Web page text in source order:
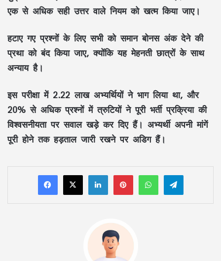
एक से अधिक सही उत्तर वाले नियम को खत्म किया जाए।
हटाए गए प्रश्नों के लिए सभी को समान बोनस अंक देने की
प्रथा को बंद किया जाए, क्योंकि यह मेहनती छात्रों के साथ
अन्याय है।
इस परीक्षा में 2.22 लाख अभ्यर्थियों ने भाग लिया था, और
20% से अधिक प्रश्नों में त्रुटियों ने पूरी भर्ती प्रक्रिया की
विश्वसनीयता पर सवाल खड़े कर दिए हैं। अभ्यर्थी अपनी मांगें
पूरी होने तक हड़ताल जारी रखने पर अडिग हैं।
LinkedInPinterestWhatsAppTelegram